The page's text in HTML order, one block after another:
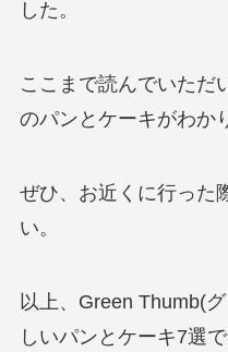
した。
ここまで読んでいただ
のパンとケーキがわか
ぜひ、お近くに行った
い。
以上、Green Thumb(
しいパンとケーキ7選で